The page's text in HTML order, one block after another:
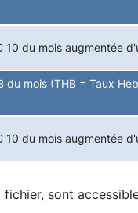
10 du mois augmentée
du mois (THB = Taux
10 du mois augmentée
fichier, sont